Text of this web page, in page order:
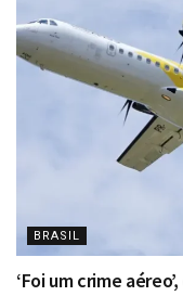
BRASIL
‘Foi um crime